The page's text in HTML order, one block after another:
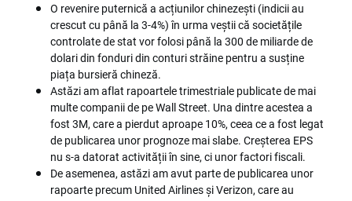
O revenire puternică a acțiunilor chinezești (indicii au
crescut cu până la 3-4%) în urma veștii că societățile
controlate de stat vor folosi până la 300 de miliarde de
dolari din fonduri din conturi străine pentru a susține
piața bursieră chineză.
Astăzi am aflat rapoartele trimestriale publicate de mai
multe companii de pe Wall Street. Una dintre acestea a
fost 3M, care a pierdut aproape 10%, ceea ce a fost legat
de publicarea unor prognoze mai slabe. Creșterea EPS
nu s-a datorat activității în sine, ci unor factori fiscali.
De asemenea, astăzi am avut parte de publicarea unor
rapoarte precum United Airlines și Verizon, care au